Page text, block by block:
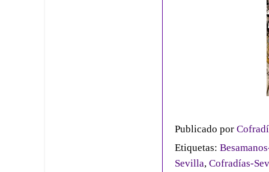
Publicado por
Etiquetas:
Sevilla, Cofradías-